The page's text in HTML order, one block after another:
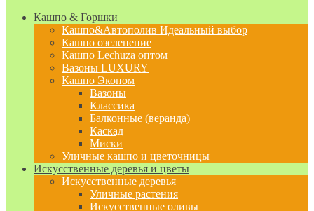
Кашпо & Горшки
Кашпо&Автополив Идеальный выбор
Кашпо озеленение
Кашпо Lechuza оптом
Вазоны LUXURY
Кашпо Эконом
Вазоны
Классика
Балконные (веранда)
Каскад
Миски
Уличные кашпо и цветочницы
Искусственные деревья и цветы
Искусственные деревья
Уличные растения
Искусственные оливы